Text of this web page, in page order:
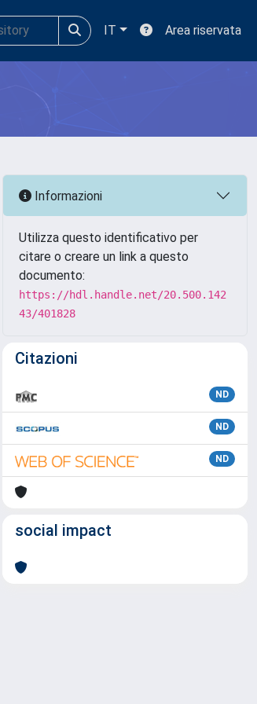
IT Area riservata
Informazioni
Utilizza questo identificativo per
citare o creare un link a questo
documento:
https://hdl.handle.net/20.500.142
43/401828
Citazioni
ND
ND
ND
social impact